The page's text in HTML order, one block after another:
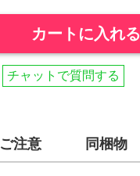
カートに入れる
チャットで質問する
ご注意 同梱物